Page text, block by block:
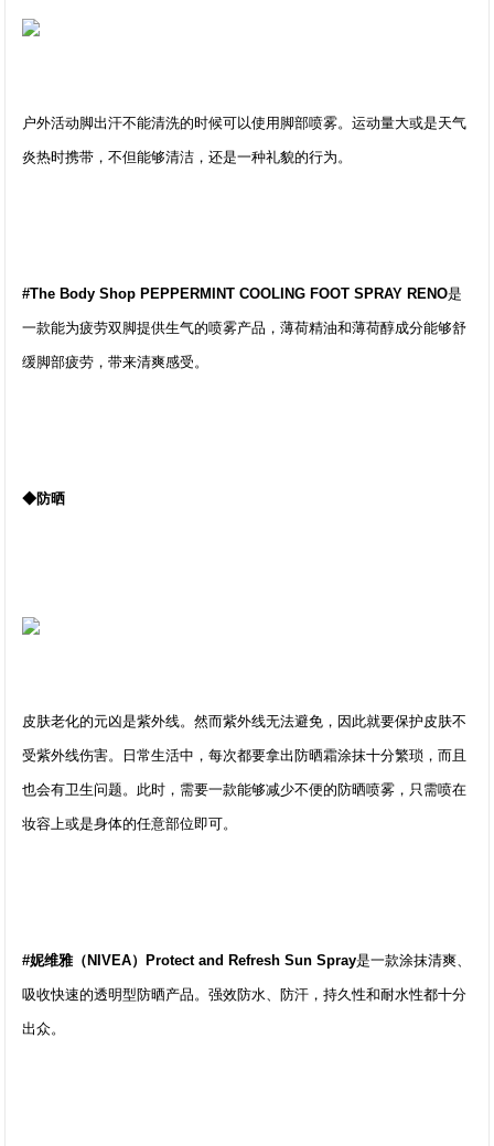
户外活动脚出汗不能清洗的时候可以使用脚部喷雾。运动量大或是天气
炎热时携带，不但能够清洁，还是一种礼貌的行为。
#The Body Shop PEPPERMINT COOLING FOOT SPRAY RENO是
一款能为疲劳双脚提供生气的喷雾产品，薄荷精油和薄荷醇成分能够舒
缓脚部疲劳，带来清爽感受。
◆防晒
皮肤老化的元凶是紫外线。然而紫外线无法避免，因此就要保护皮肤不
受紫外线伤害。日常生活中，每次都要拿出防晒霜涂抹十分繁琐，而且
也会有卫生问题。此时，需要一款能够减少不便的防晒喷雾，只需喷在
妆容上或是身体的任意部位即可。
#妮维雅（NIVEA）Protect and Refresh Sun Spray是一款涂抹清爽、
吸收快速的透明型防晒产品。强效防水、防汗，持久性和耐水性都十分
出众。